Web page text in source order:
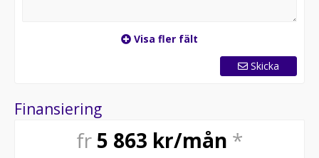
Visa fler fält
Skicka
Finansiering
fr 5 863 kr/mån *